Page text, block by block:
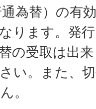
為替）の有
ります。発
の受取は出
い。また、
。